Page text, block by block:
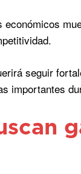
seguir
importantes